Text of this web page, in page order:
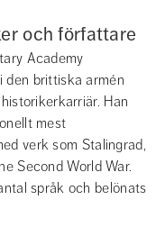
och författare
Academy
den brittiska armén
Han
mest
verk som Stalingrad,
Second World War.
språk och belönats